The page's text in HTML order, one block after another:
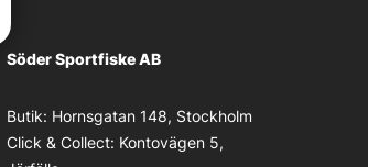
Söder Sportfiske AB
Butik: Hornsgatan 148, Stockholm
Click & Collect: Kontovägen 5,